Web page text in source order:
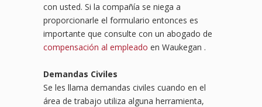
con usted. Si la compañía se niega a
proporcionarle el formulario entonces es
importante que consulte con un abogado de
compensación al empleado en Waukegan .
Demandas Civiles
Se les llama demandas civiles cuando en el
área de trabajo utiliza alguna herramienta,